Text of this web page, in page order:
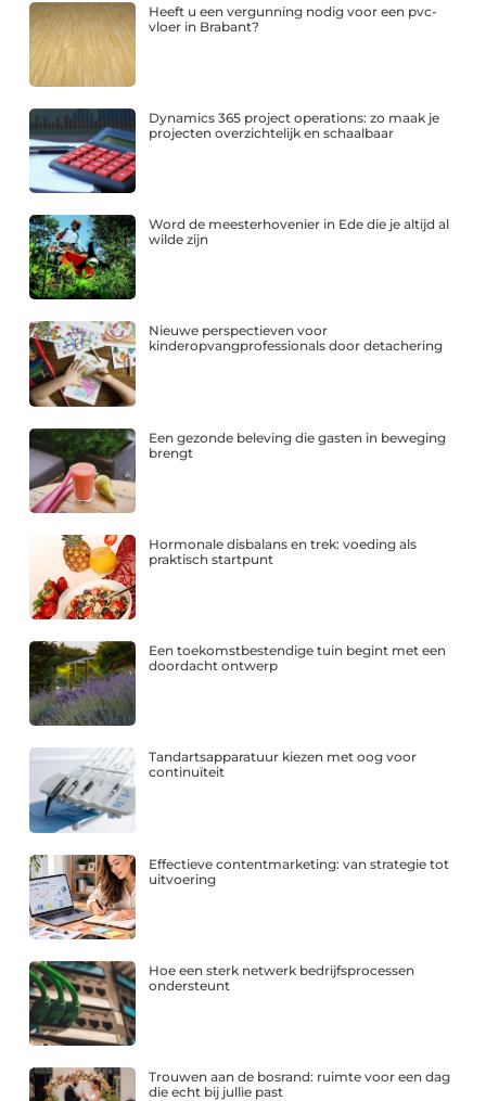
Heeft u een vergunning nodig voor een pvc-
vloer in Brabant?
Dynamics 365 project operations: zo maak je
projecten overzichtelijk en schaalbaar
Word de meesterhovenier in Ede die je altijd al
wilde zijn
Nieuwe perspectieven voor
kinderopvangprofessionals door detachering
Een gezonde beleving die gasten in beweging
brengt
Hormonale disbalans en trek: voeding als
praktisch startpunt
Een toekomstbestendige tuin begint met een
doordacht ontwerp
Tandartsapparatuur kiezen met oog voor
continuïteit
Effectieve contentmarketing: van strategie tot
uitvoering
Hoe een sterk netwerk bedrijfsprocessen
ondersteunt
Trouwen aan de bosrand: ruimte voor een dag
die echt bij jullie past